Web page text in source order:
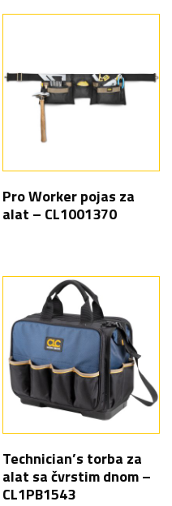
Pro Worker pojas za
alat – CL1001370
Technician’s torba za
alat sa čvrstim dnom –
CL1PB1543